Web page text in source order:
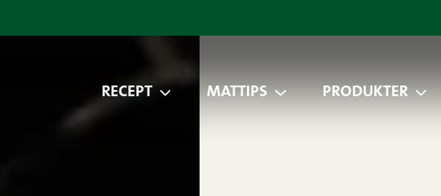
RECEPT MATTIPS PRODUKTER